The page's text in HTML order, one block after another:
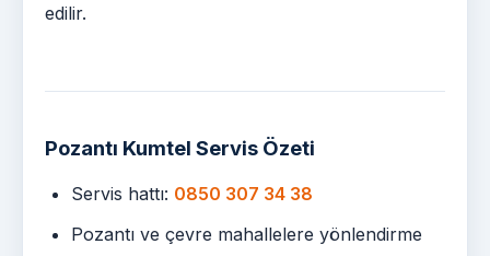
edilir.
Pozantı Kumtel Servis Özeti
Servis hattı: 0850 307 34 38
Pozantı ve çevre mahallelere yönlendirme